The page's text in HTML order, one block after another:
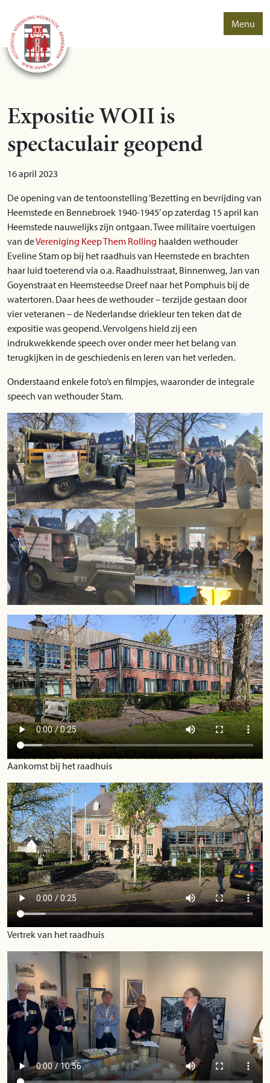
Menu
Expositie WOII is
spectaculair geopend
16 april 2023
De opening van de tentoonstelling ‘Bezetting en bevrijding van
Heemstede en Bennebroek 1940-1945’ op zaterdag 15 april kan
Heemstede nauwelijks zijn ontgaan. Twee militaire voertuigen
van deVereniging Keep Them Rolling haalden wethouder
Eveline Stam op bij het raadhuis van Heemstede en brachten
haar luid toeterend via o.a. Raadhuisstraat, Binnenweg, Jan van
Goyenstraat en Heemsteedse Dreef naar het Pomphuis bij de
watertoren. Daar hees de wethouder – terzijde gestaan door
vier veteranen – de Nederlandse driekleur ten teken dat de
expositie was geopend. Vervolgens hield zij een
indrukwekkende speech over onder meer het belang van
terugkijken in de geschiedenis en leren van het verleden.
Onderstaand enkele foto’s en filmpjes, waaronder de integrale
speech van wethouder Stam.
Aankomst bij het raadhuis
Vertrek van het raadhuis